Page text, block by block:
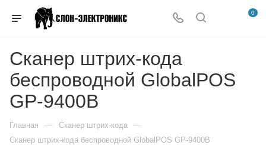
0
Сканер штрих-кода
беспроводной GlobalPOS
GP-9400B
Главная — Сканер штрих-кода —
Сканер штрих-кода беспроводной GlobalPOS GP-9400B